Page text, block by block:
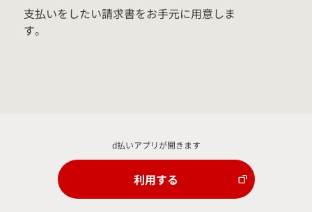
支払いをしたい請求書をお手元に用意しま
す。
d払いアプリが開きます
利用する